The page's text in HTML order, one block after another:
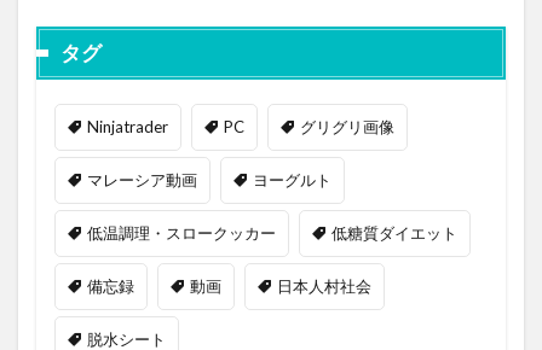
タグ
Ninjatrader PC グリグリ画像
マレーシア動画 ヨーグルト
低温調理・スロークッカー 低糖質ダイエット
備忘録 動画 日本人村社会
脱水シート